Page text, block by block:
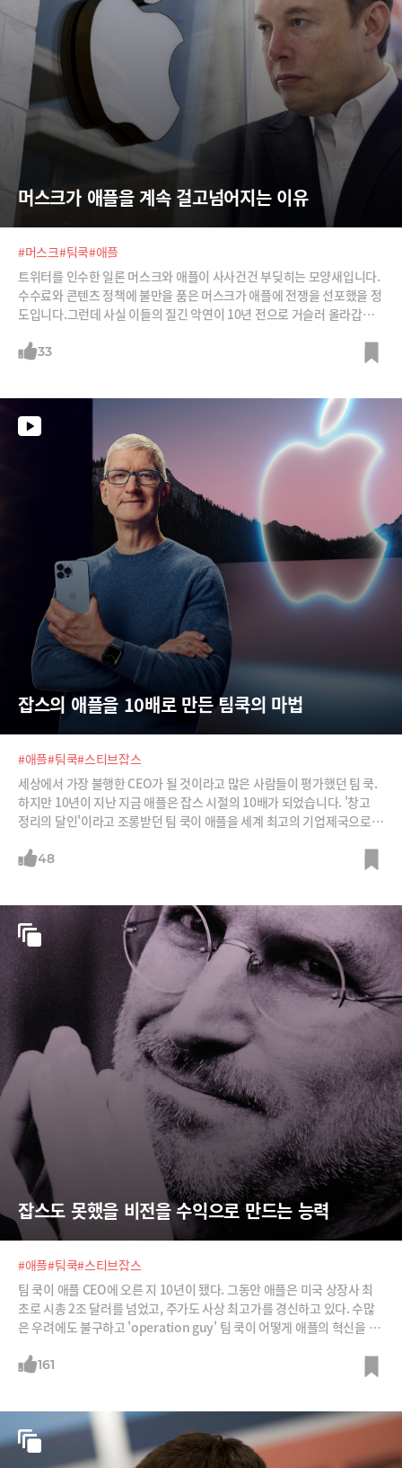
머스크가 애플을 계속 걸고넘어지는 이유
#머스크#팀쿡#애플
트위터를 인수한 일론 머스크와 애플이 사사건건 부딪히는 모양새입니다.
수수료와 콘텐츠 정책에 불만을 품은 머스크가 애플에 전쟁을 선포했을 정
도입니다.그런데 사실 이들의 질긴 악연이 10년 전으로 거슬러 올라갑니
가 되실 겁니다.
33
잡스의 애플을 10배로 만든 팀쿡의 마법
#애플#팀쿡#스티브잡스
세상에서 가장 불행한 CEO가 될 것이라고 많은 사람들이 평가했던 팀 쿡.
하지만 10년이 지난 지금 애플은 잡스 시절의 10배가 되었습니다. '창고
정리의 달인'이라고 조롱받던 팀 쿡이 애플을 세계 최고의 기업제국으로
라졌을까요?
48
잡스도 못했을 비전을 수익으로 만드는 능력
#애플#팀쿡#스티브잡스
팀 쿡이 애플 CEO에 오른 지 10년이 됐다. 그동안 애플은 미국 상장사 최
초로 시총 2조 달러를 넘었고, 주가도 사상 최고가를 경신하고 있다. 수많
은 우려에도 불구하고 'operation guy' 팀 쿡이 어떻게 애플의 혁신을 지
161